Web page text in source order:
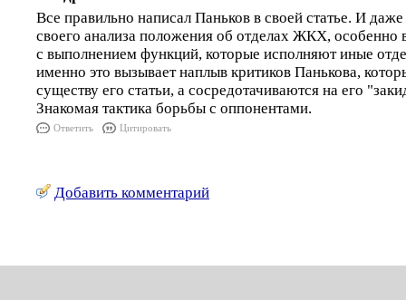
Все правильно написал Паньков в своей статье. И даже
своего анализа положения об отделах ЖКХ, особенно
с выполнением функций, которые исполняют иные
именно это вызывает наплыв критиков Панькова,
существу его статьи, а сосредотачиваются на его
Знакомая тактика борьбы с оппонентами.
Ответить Цитировать
Добавить комментарий